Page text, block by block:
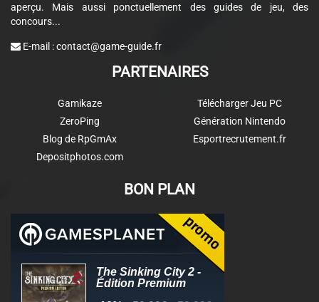
aperçu. Mais aussi ponctuellement des guides de jeu, des
concours...
E-mail :contact@game-guide.fr
PARTENAIRES
Gamikaze
ZeroPing
Blog de RpGmAx
Depositphotos.com
Télécharger Jeu PC
Génération Nintendo
Esportrecrutement.fr
BON PLAN